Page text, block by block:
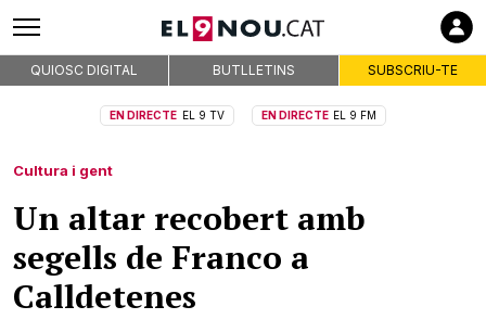
QUIOSC DIGITAL BUTLLETINS SUBSCRIU-TE
EN DIRECTE EL 9 TV EN DIRECTE EL 9 FM
Cultura i gent
Un altar recobert amb
segells de Franco a
Calldetenes